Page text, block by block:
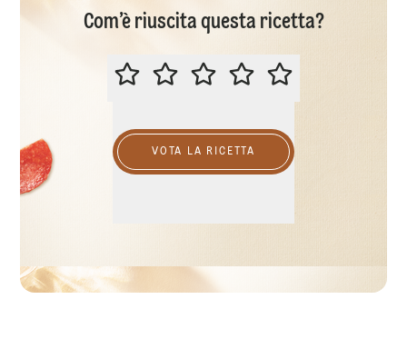
Com’è riuscita questa ricetta?
VALUTA QUESTA RICETTA
VOTA LA RICETTA